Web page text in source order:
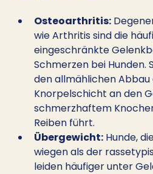
Osteoarthritis:
wie Arthritis sind die
eingeschränkte
Schmerzen bei Hunden.
den allmählichen
Knorpelschicht an den
schmerzhaftem
Reiben führt.
Übergewicht: Hunde,
wiegen als der
leiden häufiger unter